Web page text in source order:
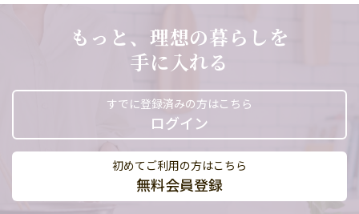
もっと、理想の暮らしを
手に入れる
すでに登録済みの方はこちら
ログイン
初めてご利用の方はこちら
無料会員登録